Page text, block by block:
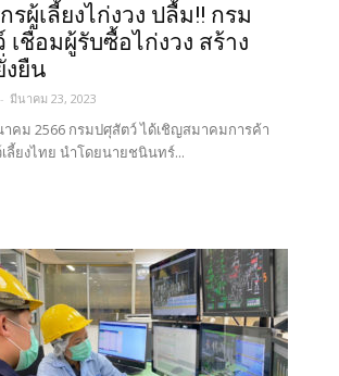
รผู้เลี้ยงไก่งวง ปลื้ม!! กรม
เชื่อมผู้รับซื้อไก่งวง สร้าง
ยืน
- มีนาคม 23, 2023
คม 2566 กรมปศุสัตว์ ได้เชิญสมาคมการค้า
ลี้ยงไทย นำโดยนายชนินทร์...